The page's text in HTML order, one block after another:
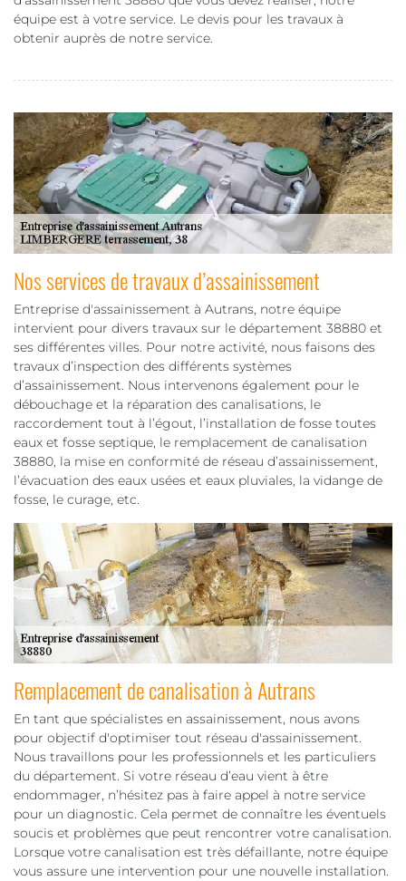
équipe est à votre service. Le devis pour les travaux à
obtenir auprès de notre service.
Nos services de travaux d’assainissement
Entreprise d'assainissement à Autrans, notre équipe
intervient pour divers travaux sur le département 38880 et
ses différentes villes. Pour notre activité, nous faisons des
travaux d’inspection des différents systèmes
d’assainissement. Nous intervenons également pour le
débouchage et la réparation des canalisations, le
raccordement tout à l’égout, l’installation de fosse toutes
eaux et fosse septique, le remplacement de canalisation
38880, la mise en conformité de réseau d’assainissement,
l’évacuation des eaux usées et eaux pluviales, la vidange de
fosse, le curage, etc.
Remplacement de canalisation à Autrans
En tant que spécialistes en assainissement, nous avons
pour objectif d'optimiser tout réseau d'assainissement.
Nous travaillons pour les professionnels et les particuliers
du département. Si votre réseau d’eau vient à être
endommager, n’hésitez pas à faire appel à notre service
pour un diagnostic. Cela permet de connaître les éventuels
soucis et problèmes que peut rencontrer votre canalisation.
Lorsque votre canalisation est très défaillante, notre équipe
vous assure une intervention pour une nouvelle installation.